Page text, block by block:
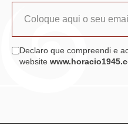
Declaro que compreendi e
website